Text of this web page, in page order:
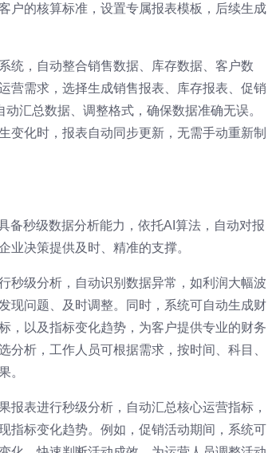
户的核算标准，设置专属报表模板，后续生成
系统，自动整合销售数据、库存数据、客户数
营需求，选择生成销售报表、库存报表、促销
汇总数据、调整格式，确保数据准确无误。
变化时，报表自动同步更新，无需手动重新制
备秒级数据分析能力，依托AI算法，自动对报
业决策提供及时、精准的支撑。
秒级分析，自动识别数据异常，如利润大幅波
现问题、及时调整。同时，系统可自动生成财
，以及指标变化趋势，为客户提供专业的财务
析，工作人员可根据需求，按时间、科目、
。
报表进行秒级分析，自动汇总核心运营指标，
指标变化趋势。例如，促销活动期间，系统可